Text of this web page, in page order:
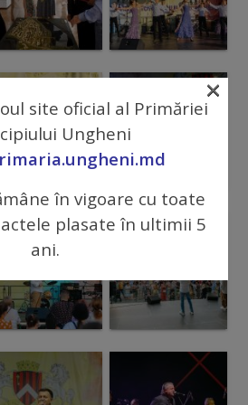
site oficial al Primăriei
Ungheni
în vigoare cu toate
plasate în ultimii 5
ani.
×